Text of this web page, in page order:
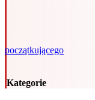
początkującego
Kategorie